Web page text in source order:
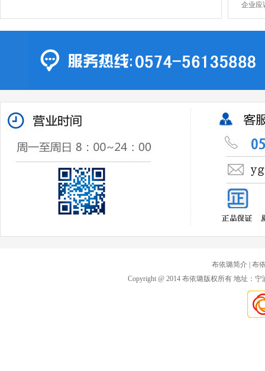
企业应
布依璐简介 | 布
Copyright @ 2014 布依璐版权所有 地址